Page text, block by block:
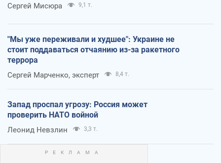
Сергей Мисюра 9,1 т.
"Мы уже переживали и худшее": Украине не
стоит поддаваться отчаянию из-за ракетного
террора
Сергей Марченко, эксперт 8,4 т.
Запад проспал угрозу: Россия может
проверить НАТО войной
Леонид Невзлин 3,3 т.